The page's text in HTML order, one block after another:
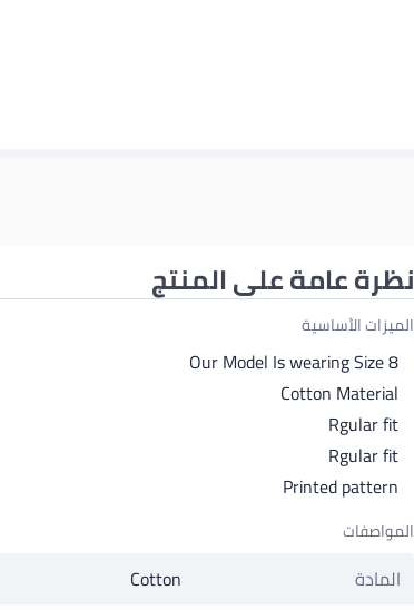
نظرة عامة على المنتج
الميزات الأساسية
Our Model Is wearing Size 8
Cotton Material
Rgular fit
Rgular fit
Printed pattern
المواصفات
المادة
Cotton